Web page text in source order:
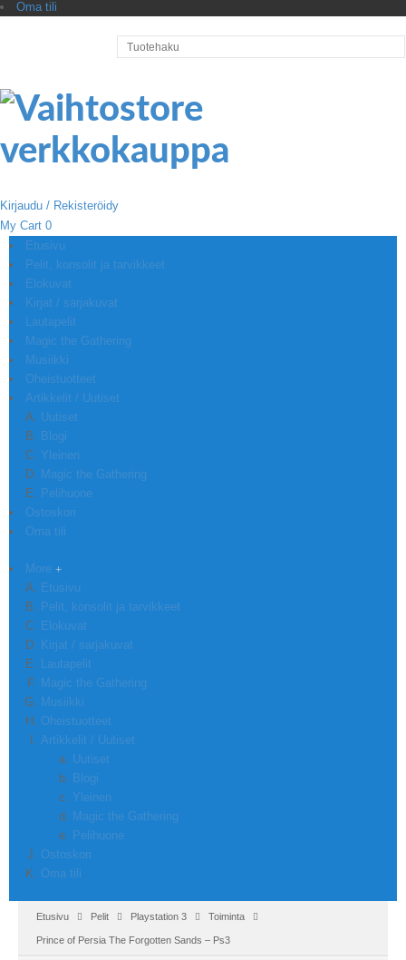
Oma tili
Kirjaudu / Rekisteröidy
My Cart 0
Etusivu
Pelit, konsolit ja tarvikkeet
Elokuvat
Kirjat / sarjakuvat
Lautapelit
Magic the Gathering
Musiikki
Oheistuotteet
Artikkelit / Uutiset
Uutiset
Blogi
Yleinen
Magic the Gathering
Pelihuone
Ostoskori
Oma tili
More
Etusivu
Pelit, konsolit ja tarvikkeet
Elokuvat
Kirjat / sarjakuvat
Lautapelit
Magic the Gathering
Musiikki
Oheistuotteet
Artikkelit / Uutiset
Uutiset
Blogi
Yleinen
Magic the Gathering
Pelihuone
Ostoskori
Oma tili
Etusivu Pelit Playstation 3 Toiminta
Prince of Persia The Forgotten Sands – Ps3